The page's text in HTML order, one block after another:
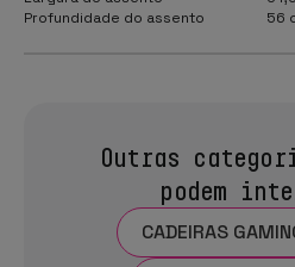
Profundidade do assento
56
Outras
podem
CADEIRAS